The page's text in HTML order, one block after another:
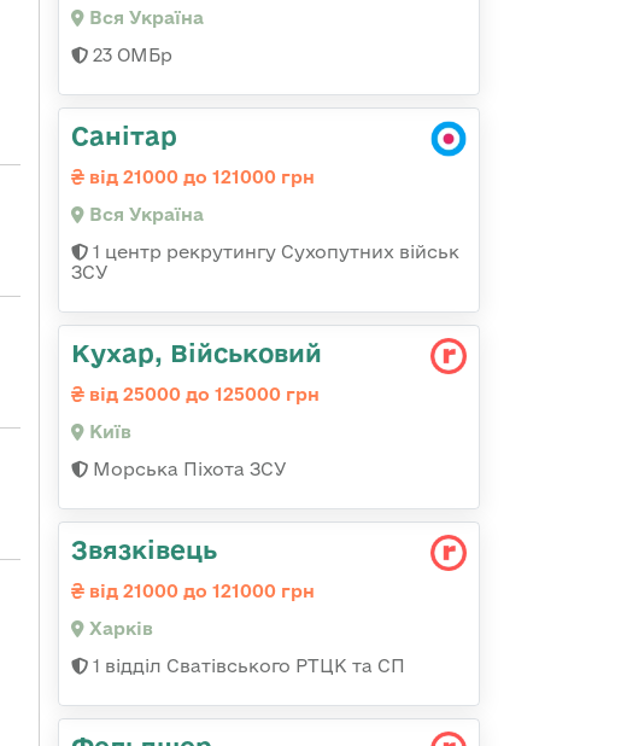
Вся Україна
23 ОМБр
Санітар
від 21000 до 121000 грн
Вся Україна
1 центр рекрутингу Сухопутних військ
ЗСУ
Кухар, Військовий
від 25000 до 125000 грн
Київ
Морська Піхота ЗСУ
Звязківець
від 21000 до 121000 грн
Харків
1 відділ Сватівського РТЦК та СП